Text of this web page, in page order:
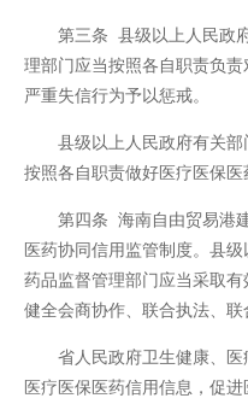
第三条 县级以上人民政
理部门应当按照各自职责负
严重失信行为予以惩戒。
县级以上人民政府有关
按照各自职责做好医疗医保医
第四条 海南自由贸易港
医药协同信用监管制度。县级
药品监督管理部门应当采取
健全会商协作、联合执法、联
省人民政府卫生健康、
医疗医保医药信用信息，促